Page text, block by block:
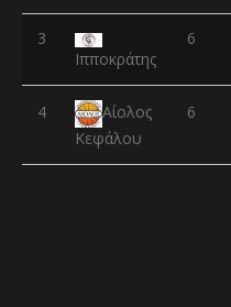
3
Ιπποκράτης
6
4
Αίολος
Κεφάλου
6